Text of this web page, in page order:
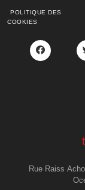
POLITIQUE DES
COOKIES
Rue Raiss